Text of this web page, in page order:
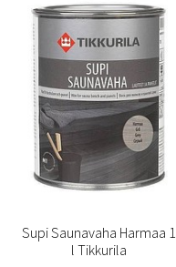
tehdä
valinnat
tuotteen
sivulla.
Supi Saunavaha Harmaa 1
l Tikkurila